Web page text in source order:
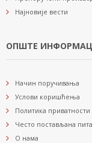
Најновије вести
ОПШТЕ
Начин поручивања
Услови коришћења
Политика приватности
Често постављана
О нама